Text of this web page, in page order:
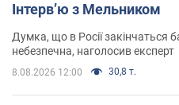
Інтерв’ю з Мельником
Думка, що в Росії закінчаться
небезпечна, наголосив експерт
8.08.2026 12:00 30,8 т.